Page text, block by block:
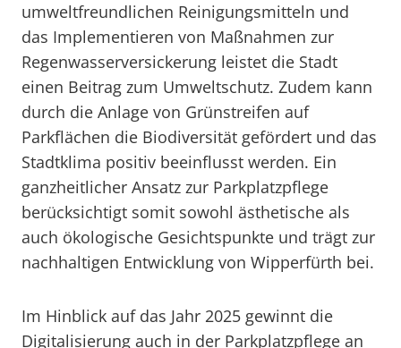
umweltfreundlichen Reinigungsmitteln und
das Implementieren von Maßnahmen zur
Regenwasserversickerung leistet die Stadt
einen Beitrag zum Umweltschutz. Zudem kann
durch die Anlage von Grünstreifen auf
Parkflächen die Biodiversität gefördert und das
Stadtklima positiv beeinflusst werden. Ein
ganzheitlicher Ansatz zur Parkplatzpflege
berücksichtigt somit sowohl ästhetische als
auch ökologische Gesichtspunkte und trägt zur
nachhaltigen Entwicklung von Wipperfürth bei.
Im Hinblick auf das Jahr 2025 gewinnt die
Digitalisierung auch in der Parkplatzpflege an